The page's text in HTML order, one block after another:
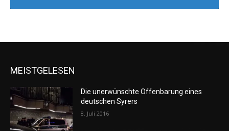
MEISTGELESEN
Die unerwünschte Offenbarung eines
deutschen Syrers
8. Juli 2016